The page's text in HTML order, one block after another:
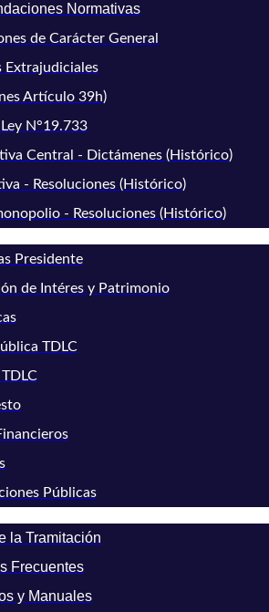
Normativas
de Carácter General
Extrajudiciales
Artículo 39h)
N°19.733
Central - Dictámenes (Histórico)
- Resoluciones (Histórico)
- Resoluciones (Histórico)
Presidente
de Intéres y Patrimonio
TDLC
Públicas
la Tramitación
Frecuentes
y Manuales